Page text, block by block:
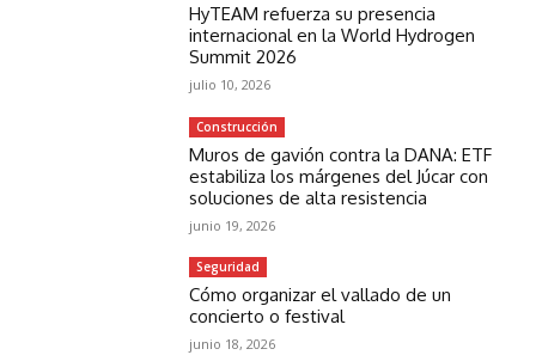
HyTEAM refuerza su presencia
internacional en la World Hydrogen
Summit 2026
julio 10, 2026
Construcción
Muros de gavión contra la DANA: ETF
estabiliza los márgenes del Júcar con
soluciones de alta resistencia
junio 19, 2026
Seguridad
Cómo organizar el vallado de un
concierto o festival
junio 18, 2026